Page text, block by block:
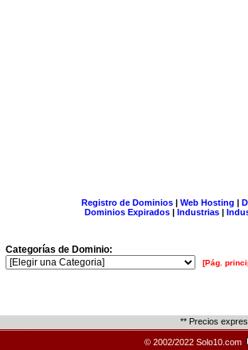
Registro de Dominios| Web Hosting |
Dominios Expirados | Industrias |
Categorías de Dominio:
[Pág.
** Precios
© 2002/2022 Solo10.com